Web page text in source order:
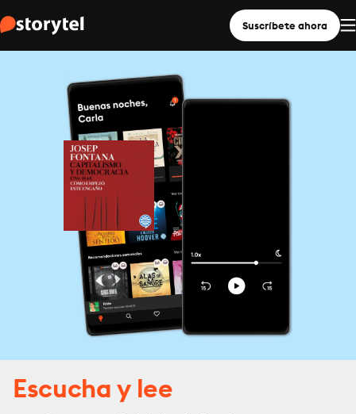
Suscríbete ahora
Escucha y lee